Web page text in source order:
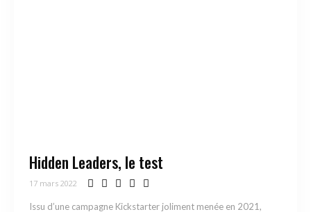
Hidden Leaders, le test
17 mars 2022
Issu d’une campagne Kickstarter joliment menée en 2021,